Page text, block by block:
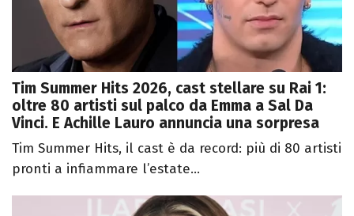
Tim Summer Hits 2026, cast stellare su Rai 1:
oltre 80 artisti sul palco da Emma a Sal Da
Vinci. E Achille Lauro annuncia una sorpresa
Tim Summer Hits, il cast è da record: più di 80 artisti
pronti a infiammare l’estate...